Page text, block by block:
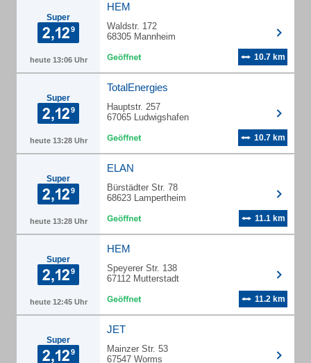
Super
heute 13:06 Uhr
HEM
Waldstr. 172
68305 Mannheim
10.7 km
Super
heute 13:28 Uhr
TotalEnergies
Hauptstr. 257
67065 Ludwigshafen
10.7 km
Super
heute 13:28 Uhr
ELAN
Bürstädter Str. 78
68623 Lampertheim
11.1 km
Super
heute 12:45 Uhr
HEM
Speyerer Str. 138
67112 Mutterstadt
11.2 km
Super
JET
Mainzer Str. 53
67547 Worms